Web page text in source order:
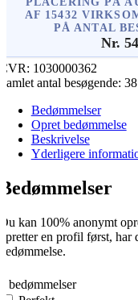
AF 15432
PÅ ANTAL
Nr.
1030000362
antal besøgende:
Bedømmelser
Opret bedømmelse
Beskrivelse
Yderligere
kan 100% anonymt
en profil først, har
bedømmelser